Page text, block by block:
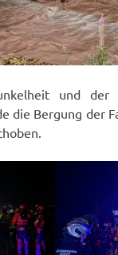
und der
die Bergung der